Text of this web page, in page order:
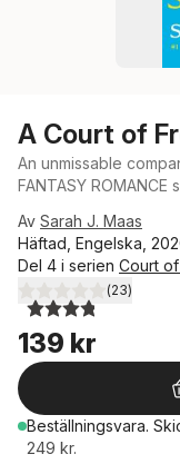
A Court of
An unmissable
FANTASY ROMANCE
Av Sarah J. Maas
Häftad, Engelska,
Del 4 i serien Court
3,8utav 5 stjärnor.
(23)
139 kr
Beställningsvara.
249 kr.